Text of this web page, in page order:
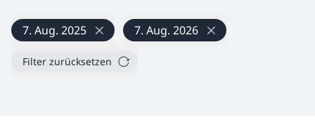
7. Aug. 2025 7. Aug. 2026
Filter zurücksetzen